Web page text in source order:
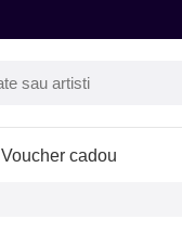
Voucher cadou